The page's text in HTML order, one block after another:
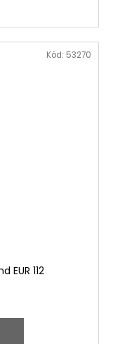
EUR 112
Kód: 53270